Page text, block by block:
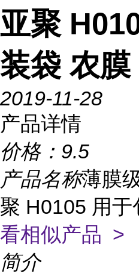
亚聚
装袋 农膜
2019-11-28
产品详情
价格： 9.5
产品名称薄膜
聚 H0105 用于
看相似产品 >
简介